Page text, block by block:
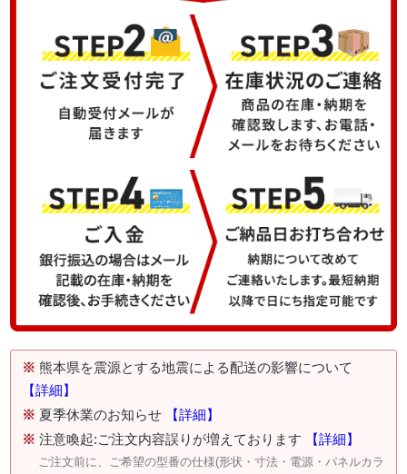
※ 熊本県を震源とする地震による配送の影響について
【詳細】
※ 夏季休業のお知らせ
【詳細】
※ 注意喚起:ご注文内容誤りが増えております 【詳細】
ご注文前に、ご希望の型番の仕様(形状・寸法・電源・パネルカラ